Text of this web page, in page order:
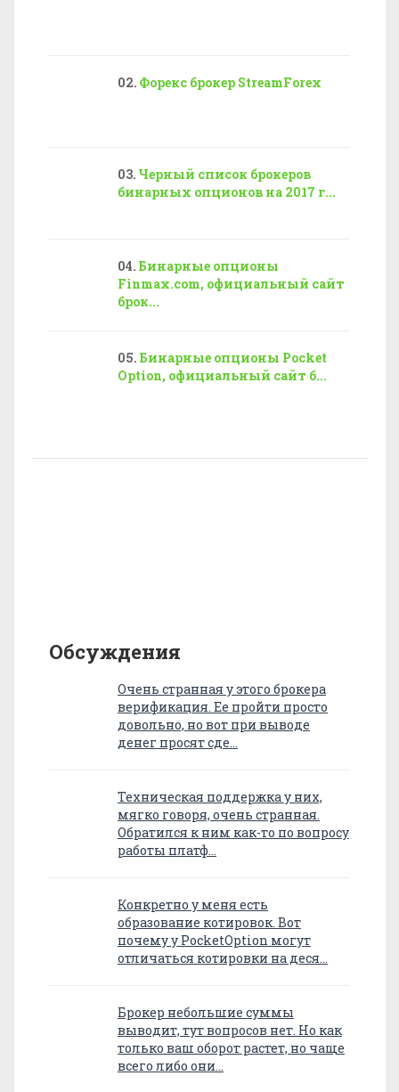
Форекс брокер StreamForex
Черный список брокеров
бинарных опционов на 2017 г...
Бинарные опционы
Finmax.com, официальный сайт
брок...
Бинарные опционы Pocket
Option, официальный сайт б...
Обсуждения
Очень странная у этого брокера
верификация. Ее пройти просто
довольно, но вот при выводе
денег просят сде…
Техническая поддержка у них,
мягко говоря, очень странная.
Обратился к ним как-то по вопросу
работы платф…
Конкретно у меня есть
образование котировок. Вот
почему у PocketOption могут
отличаться котировки на деся…
Брокер небольшие суммы
выводит, тут вопросов нет. Но как
только ваш оборот растет, но чаще
всего либо они…